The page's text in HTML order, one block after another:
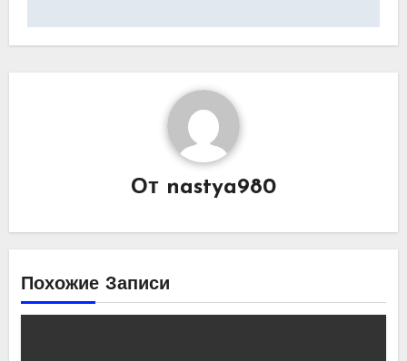
От nastya980
Похожие Записи